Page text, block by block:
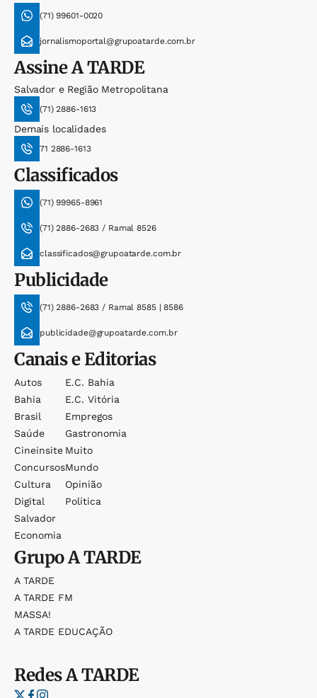
(71) 99601-0020
jornalismoportal@grupoatarde.com.br
AssineA TARDE
Salvador e Região Metropolitana
(71) 2886-1613
Demais localidades
71 2886-1613
Classificados
(71) 99965-8961
(71) 2886-2683 / Ramal 8526
classificados@grupoatarde.com.br
Publicidade
(71) 2886-2683 / Ramal 8585 | 8586
publicidade@grupoatarde.com.br
Canais e Editorias
Autos
Bahia
Brasil
Saúde
Cineinsite
Concursos
Cultura
Digital
Salvador
Economia
E.c. Bahia
E.c. Vitória
Empregos
Gastronomia
Muito
Mundo
Opinião
Política
GrupoA TARDE
A TARDE
A TARDE FM
MASSA!
A TARDE EDUCAÇÃO
RedesA TARDE